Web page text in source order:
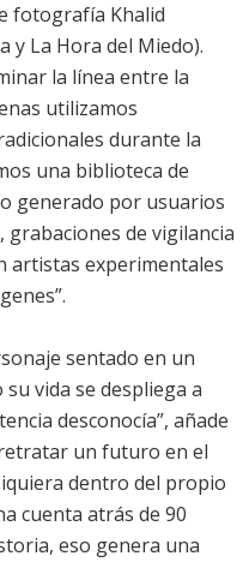
fotografía Khalid
y La Hora del Miedo).
la línea entre la
utilizamos
durante la
una biblioteca de
generado por usuarios
grabaciones de vigilancia
artistas experimentales
sentado en un
vida se despliega a
desconocía”, añade
un futuro en el
dentro del propio
cuenta atrás de 90
eso genera una